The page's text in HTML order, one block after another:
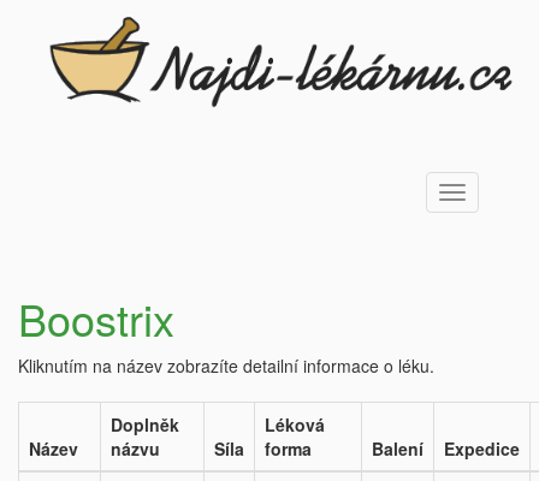
Toggle
navigation
Boostrix
Kliknutím na název zobrazíte detailní informace o léku.
Název
Doplněk
názvu
Síla
Léková
forma
Balení
Expedice